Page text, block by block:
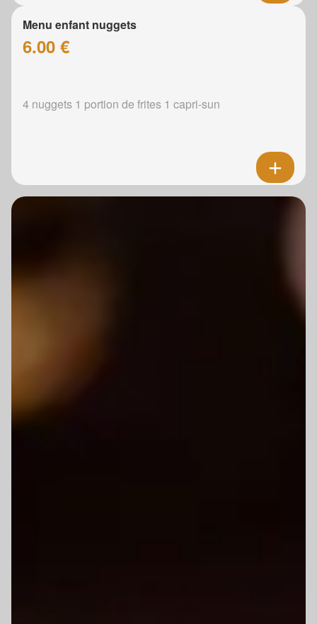
Menu enfant nuggets
6.00 €
4 nuggets 1 portion de frites 1 capri-sun